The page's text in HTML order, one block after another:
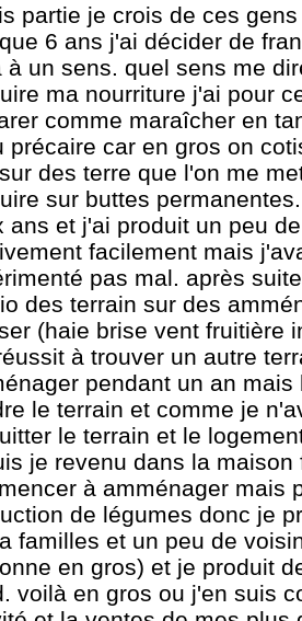
partie je crois de ces
6 ans j'ai décider de
à un sens. quel sens me
ma nourriture j'ai pour
comme maraîcher en
précaire car en gros on
des terre que l'on me
sur buttes
ans et j'ai produit un peu
facilement mais
pas mal. après
des terrain sur des
(haie brise vent fruitière
à trouver un autre
pendant un an
le terrain et comme je
le terrain et le
je revenu dans la
à amménager mais
de légumes donc je
familles et un peu de
en gros) et je produit
voilà en gros ou j'en suis